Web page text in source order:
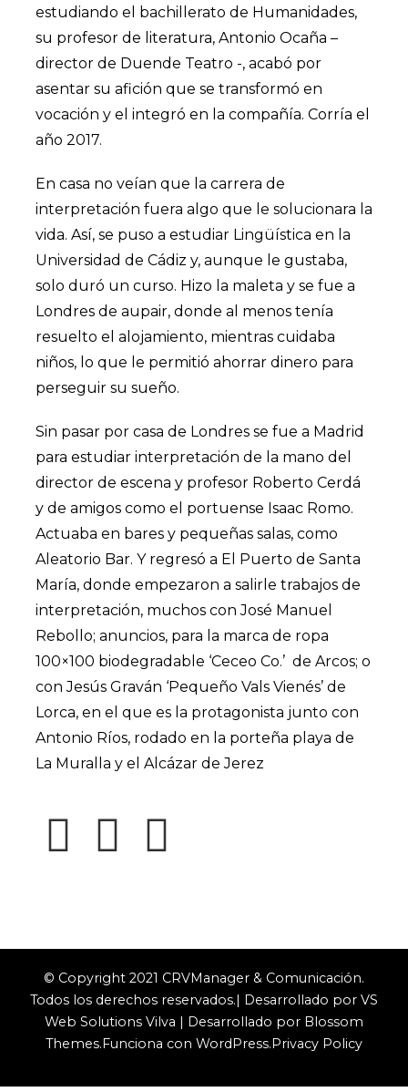
estudiando el bachillerato de Humanidades,
su profesor de literatura, Antonio Ocaña –
director de Duende Teatro -, acabó por
asentar su afición que se transformó en
vocación y el integró en la compañía. Corría el
año 2017.
En casa no veían que la carrera de
interpretación fuera algo que le solucionara la
vida. Así, se puso a estudiar Lingüística en la
Universidad de Cádiz y, aunque le gustaba,
solo duró un curso. Hizo la maleta y se fue a
Londres de aupair, donde al menos tenía
resuelto el alojamiento, mientras cuidaba
niños, lo que le permitió ahorrar dinero para
perseguir su sueño.
Sin pasar por casa de Londres se fue a Madrid
para estudiar interpretación de la mano del
director de escena y profesor Roberto Cerdá
y de amigos como el portuense Isaac Romo.
Actuaba en bares y pequeñas salas, como
Aleatorio Bar. Y regresó a El Puerto de Santa
María, donde empezaron a salirle trabajos de
interpretación, muchos con José Manuel
Rebollo; anuncios, para la marca de ropa
100×100 biodegradable ‘Ceceo Co.’ de Arcos; o
con Jesús Graván ‘Pequeño Vals Vienés’ de
Lorca, en el que es la protagonista junto con
Antonio Ríos, rodado en la porteña playa de
La Muralla y el Alcázar de Jerez
© Copyright 2021 CRVManager & Comunicación.
Todos los derechos reservados.| Desarrollado por VS
Web Solutions Vilva | Desarrollado por Blossom
Themes.Funciona con WordPress.Privacy Policy